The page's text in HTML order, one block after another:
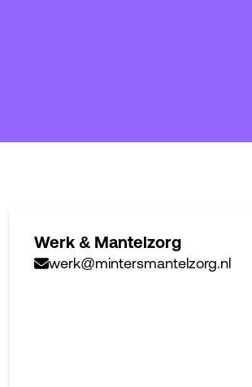
Werk & Mantelzorg
werk@mintersmantelzorg.nl